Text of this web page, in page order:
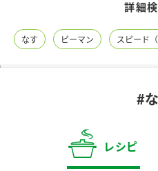
レシピ名特集
商品カテゴリ
詳細
なす ピーマン スピード
#
レシピ